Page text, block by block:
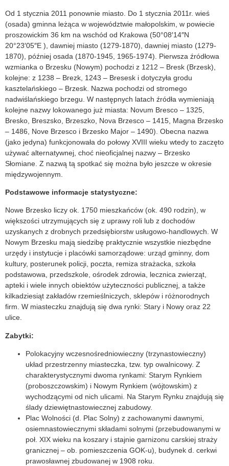
Od 1 stycznia 2011 ponownie miasto. Do 1 stycznia 2011r. wieś
(osada) gminna leżąca w województwie małopolskim, w powiecie
proszowickim 36 km na wschód od Krakowa (50°08′14″N
20°23′05″E ), dawniej miasto (1279-1870), dawniej miasto (1279-
1870), później osada (1870-1945, 1965-1974). Pierwsza źródłowa
wzmianka o Brzesku (Nowym) pochodzi z 1212 – Bresk (Brzesk),
kolejne: z 1238 – Brezk, 1243 – Bresesk i dotyczyła grodu
kasztelańskiego – Brzesk. Nazwa pochodzi od stromego
nadwiślańskiego brzegu. W następnych latach źródła wymieniają
kolejne nazwy lokowanego już miasta: Novum Bresco – 1325,
Bresko, Breszsko, Brzeszko, Nova Brzesco – 1415, Magna Brzesko
– 1486, Nove Brzesco i Brzesko Major – 1490). Obecna nazwa
(jako jedyna) funkcjonowała do połowy XVIII wieku wtedy to zaczęto
używać alternatywnej, choć nieoficjalnej nazwy – Brzesko
Słomiane. Z nazwą tą spotkać się można było jeszcze w okresie
międzywojennym.
Podstawowe informacje statystyczne:
Nowe Brzesko liczy ok. 1750 mieszkańców (ok. 490 rodzin), w
większości utrzymujących się z uprawy roli lub z dochodów
uzyskanych z drobnych przedsiębiorstw usługowo-handlowych. W
Nowym Brzesku mają siedzibę praktycznie wszystkie niezbędne
urzędy i instytucje i placówki samorządowe: urząd gminny, dom
kultury, posterunek policji, poczta, remiza strażacka, szkoła
podstawowa, przedszkole, ośrodek zdrowia, lecznica zwierząt,
apteki i wiele innych obiektów użyteczności publicznej, a także
kilkadziesiąt zakładów rzemieślniczych, sklepów i różnorodnych
firm. W miasteczku znajdują się dwa rynki: Stary i Nowy oraz 22
ulice.
Zabytki:
Polokacyjny wczesnośredniowieczny (trzynastowieczny)
układ przestrzenny miasteczka, tzw. typ owalnicowy. Z
charakterystycznymi dwoma rynkami: Starym Rynkiem
(proboszczowskim) i Nowym Rynkiem (wójtowskim) z
wychodzącymi od nich ulicami. Na Starym Rynku znajdują się
ślady dziewiętnastowiecznej zabudowy.
Plac Wolności (d. Plac Solny) z zachowanymi dawnymi,
osiemnastowiecznymi składami solnymi (przebudowanymi w
poł. XIX wieku na koszary i stajnie garnizonu carskiej straży
granicznej – ob. pomieszczenia GOK-u), budynek d. cerkwi
prawosławnej zbudowanej w 1908 roku.